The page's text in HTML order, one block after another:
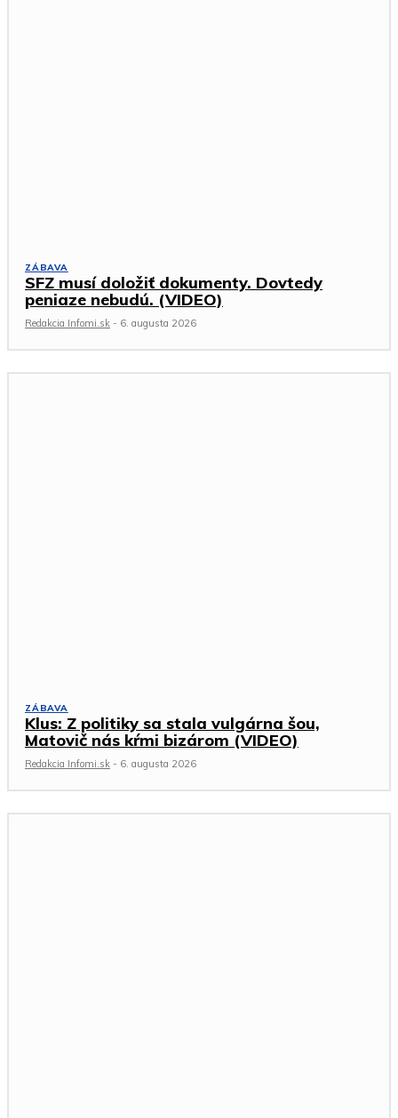
ZÁBAVA
SFZ musí doložiť dokumenty. Dovtedy
peniaze nebudú. (VIDEO)
Redakcia Infomi.sk - 6. augusta 2026
ZÁBAVA
Klus: Z politiky sa stala vulgárna šou,
Matovič nás kŕmi bizárom (VIDEO)
Redakcia Infomi.sk - 6. augusta 2026